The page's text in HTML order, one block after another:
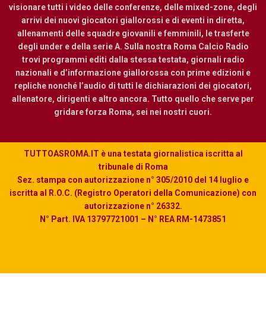
visionare tutti i video delle conferenze, delle mixed-zone, degli
arrivi dei nuovi giocatori giallorossi e di eventi in diretta,
allenamenti delle squadre giovanili e femminili, le trasferte
degli under e della serie A. Sulla nostra Roma Calcio Radio
trovi programmi editi dalla stessa testata, giornali radio
nazionali e d’informazione giallorossa con prime edizioni e
repliche nonché l’audio di tutti le dichiarazioni dei giocatori,
allenatore, dirigenti e altro ancora. Tutto quello che serve per
gridare forza Roma, sei nei nostri cuori.
TUTTOASROMA.IT è una testata giornalistica iscritta al
tribunale di Roma
Sez. stampa con autorizzazione n° 305/2010 del 14 luglio e
iscritta al R.O.C. (Registro Operatori della Comunicazione) con
autorizzazione n° 26332.
N° Part. IVA 13797721001 – N° REA RM-1473851